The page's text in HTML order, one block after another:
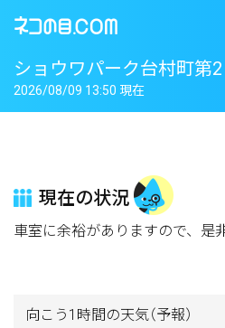
ショウワパーク台村町第2
2026/08/09 13:50 現在
現在の状況
車室に余裕がありますので、是
向こう1時間の天気（予報）